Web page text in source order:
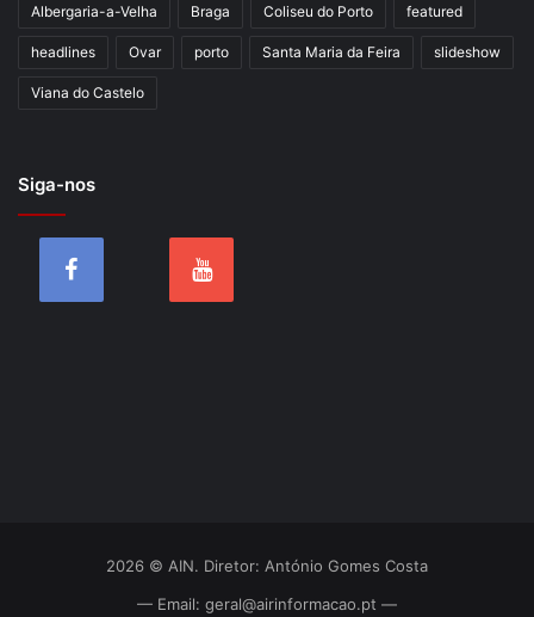
Albergaria-a-Velha Braga Coliseu do Porto featured
headlines Ovar porto Santa Maria da Feira slideshow
Viana do Castelo
Siga-nos
2026 © AIN. Diretor: António Gomes Costa
— Email: geral@airinformacao.pt —